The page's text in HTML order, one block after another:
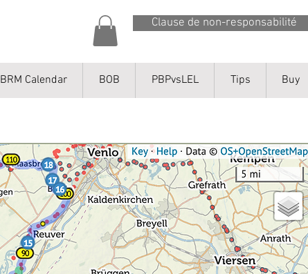
Clause de non-responsabilité
BRM Calendar BOB PBPvsLEL Tips Buy